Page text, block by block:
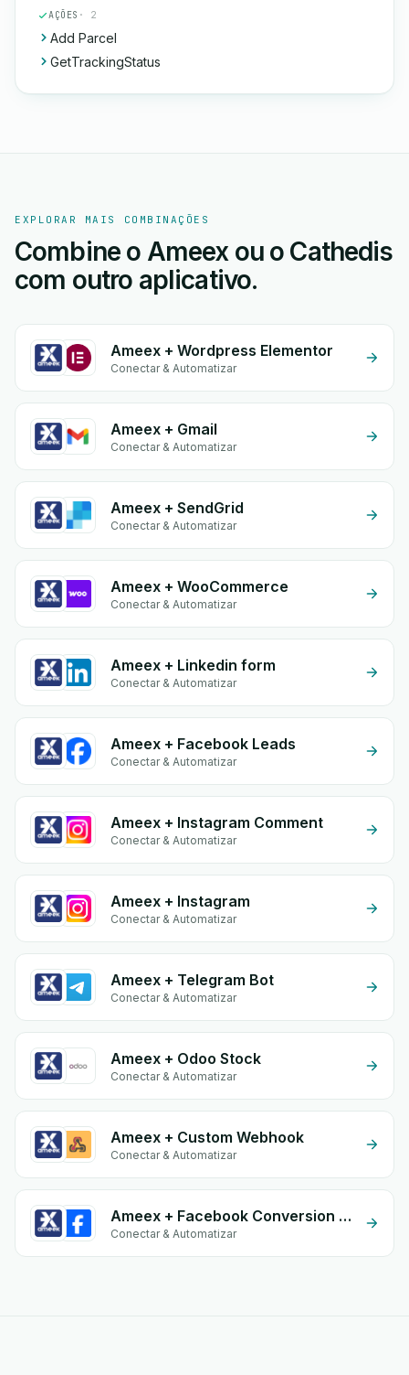
AÇÕES · 2
Add Parcel
GetTrackingStatus
EXPLORAR MAIS COMBINAÇÕES
Combine o Ameex ou o Cathedis
com outro aplicativo.
Ameex + Wordpress Elementor
Conectar & Automatizar
Ameex + Gmail
Conectar & Automatizar
Ameex + SendGrid
Conectar & Automatizar
Ameex + WooCommerce
Conectar & Automatizar
Ameex + Linkedin form
Conectar & Automatizar
Ameex + Facebook Leads
Conectar & Automatizar
Ameex + Instagram Comment
Conectar & Automatizar
Ameex + Instagram
Conectar & Automatizar
Ameex + Telegram Bot
Conectar & Automatizar
Ameex + Odoo Stock
Conectar & Automatizar
Ameex + Custom Webhook
Conectar & Automatizar
Ameex + Facebook Conversion API (CAPI)
Conectar & Automatizar